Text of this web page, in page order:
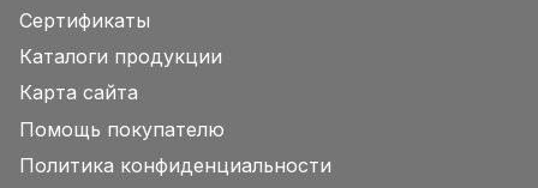
Сертификаты
Каталоги продукции
Карта сайта
Помощь покупателю
Политика конфиденциальности